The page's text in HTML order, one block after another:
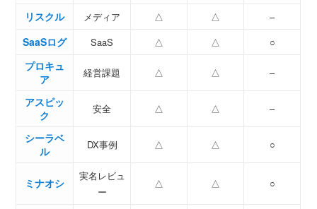
リスクル メディア △ △ –
SaaSログ SaaS △ △ ○
プロキュ
ア
経営課題 △ △ –
アスピッ
ク
安全 △ △ –
シーラベ
ル
DX事例 △ △ ○
ミナオシ
実名レビュ
ー
△ △ ○